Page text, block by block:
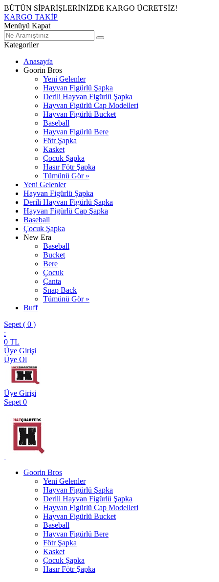
BÜTÜN SİPARİŞLERİNİZDE KARGO ÜCRETSİZ!
KARGO TAKİP
Menüyü Kapat
Kategoriler
Anasayfa
Goorin Bros
Yeni Gelenler
Hayvan Figürlü Şapka
Derili Hayvan Figürlü Şapka
Hayvan Figürlü Cap Modelleri
Hayvan Figürlü Bucket
Baseball
Hayvan Figürlü Bere
Fötr Şapka
Kasket
Çocuk Şapka
Hasır Fötr Şapka
Tümünü Gör »
Yeni Gelenler
Hayvan Figürlü Şapka
Derili Hayvan Figürlü Şapka
Hayvan Figürlü Cap Şapka
Baseball
Çocuk Şapka
New Era
Baseball
Bucket
Bere
Çocuk
Çanta
Snap Back
Tümünü Gör »
Buff
Sepet ( 0 )
:
0 TL
Üye Girişi
Üye Ol
Üye Girişi
Sepet 0
Goorin Bros
Yeni Gelenler
Hayvan Figürlü Şapka
Derili Hayvan Figürlü Şapka
Hayvan Figürlü Cap Modelleri
Hayvan Figürlü Bucket
Baseball
Hayvan Figürlü Bere
Fötr Şapka
Kasket
Çocuk Şapka
Hasır Fötr Şapka